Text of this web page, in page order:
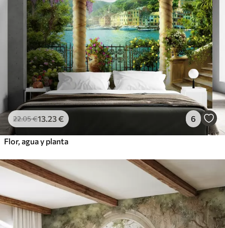
22.05€13.23€ 6
Flor, agua y planta